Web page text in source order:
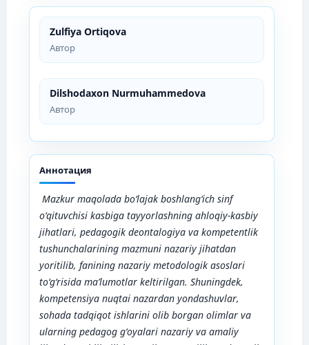
Zulfiya Ortiqova
Автор
Dilshodaxon Nurmuhammedova
Автор
Аннотация
Mazkur maqolada bo‘lajak boshlang‘ich sinf
o‘qituvchisi kasbiga tayyorlashning ahloqiy-kasbiy
jihatlari, pedagogik deontalogiya va kompetentlik
tushunchalarining mazmuni nazariy jihatdan
yoritilib, fanining nazariy metodologik asoslari
to‘g‘risida ma’lumotlar keltirilgan. Shuningdek,
kompetensiya nuqtai nazardan yondashuvlar,
sohada tadqiqot ishlarini olib borgan olimlar va
ularning pedagog g‘oyalari nazariy va amaliy